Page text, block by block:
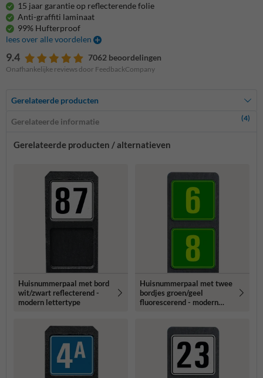
15 jaar garantie op reflecterende folie
Anti-graffiti laminaat
99% Hufterproof
lees over alle voordelen
9.4 7062 beoordelingen
Onafhankelijke reviews door FeedbackCompany
Gerelateerde producten
Gerelateerde informatie (4)
Gerelateerde producten / alternatieven
Huisnummerpaal met bord
wit/zwart reflecterend -
modern lettertype
Huisnummerpaal met twee
bordjes groen/geel
fluorescerend - modern